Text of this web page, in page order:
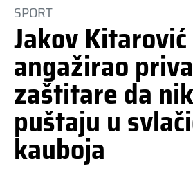
SPORT
Jakov Kitarović
angažirao
zaštitare da
puštaju u
kauboja